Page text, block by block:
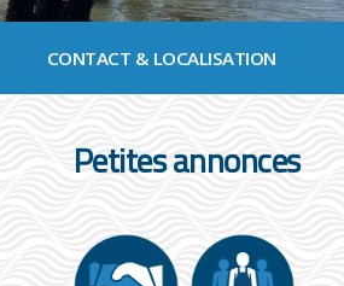
CONTACT & LOCALISATION
Petites annonces